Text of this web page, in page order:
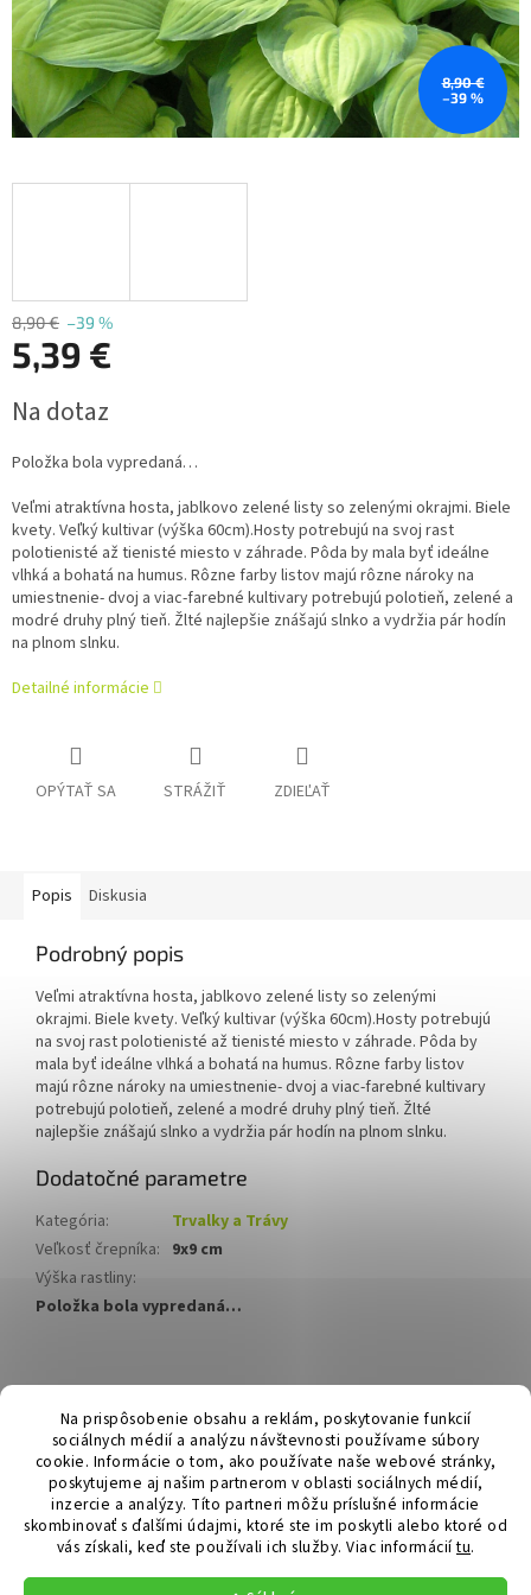
Na prispôsobenie obsahu a reklám, poskytovanie funkcií
sociálnych médií a analýzu návštevnosti používame súbory
cookie. Informácie o tom, ako používate naše webové stránky,
poskytujeme aj našim partnerom v oblasti sociálnych médií,
inzercie a analýzy. Títo partneri môžu príslušné informácie
skombinovať s ďalšími údajmi, ktoré ste im poskytli alebo ktoré od
vás získali, keď ste používali ich služby. Viac informáciítu.
8,90 €
–39 %
8,90 € –39 %
5,39 €
cena:
Na dotaz
Položka bola vypredaná…
Veľmi atraktívna hosta, jablkovo zelené listy so zelenými okrajmi. Biele
kvety. Veľký kultivar (výška 60cm).Hosty potrebujú na svoj rast
polotienisté až tienisté miesto v záhrade. Pôda by mala byť ideálne
vlhká a bohatá na humus. Rôzne farby listov majú rôzne nároky na
umiestnenie- dvoj a viac-farebné kultivary potrebujú polotieň, zelené a
modré druhy plný tieň. Žlté najlepšie znášajú slnko a vydržia pár hodín
na plnom slnku.
Detailné informácie
OPÝTAŤ SA STRÁŽIŤ ZDIEĽAŤ
Popis Diskusia
Podrobný popis
Veľmi atraktívna hosta, jablkovo zelené listy so zelenými
okrajmi. Biele kvety. Veľký kultivar (výška 60cm).Hosty potrebujú
na svoj rast polotienisté až tienisté miesto v záhrade. Pôda by
mala byť ideálne vlhká a bohatá na humus. Rôzne farby listov
majú rôzne nároky na umiestnenie- dvoj a viac-farebné kultivary
potrebujú polotieň, zelené a modré druhy plný tieň. Žlté
najlepšie znášajú slnko a vydržia pár hodín na plnom slnku.
Dodatočné parametre
Kategória:
Trvalky a Trávy
Veľkosť črepníka: 9x9 cm
Výška rastliny:
Položka bola vypredaná…
á
Hurmikaki.com
Vytvoril Shoptet